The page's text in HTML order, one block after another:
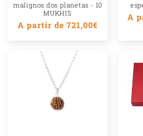
malignos dos planetas - 10
MUKHIS
Preço
A partir de 721,00€
A